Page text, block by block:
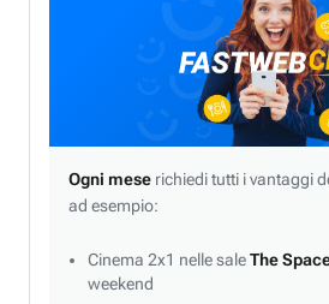
Ogni mese richiedi tutti i vantaggi
ad esempio:
Cinema 2x1 nelle saleThe
weekend